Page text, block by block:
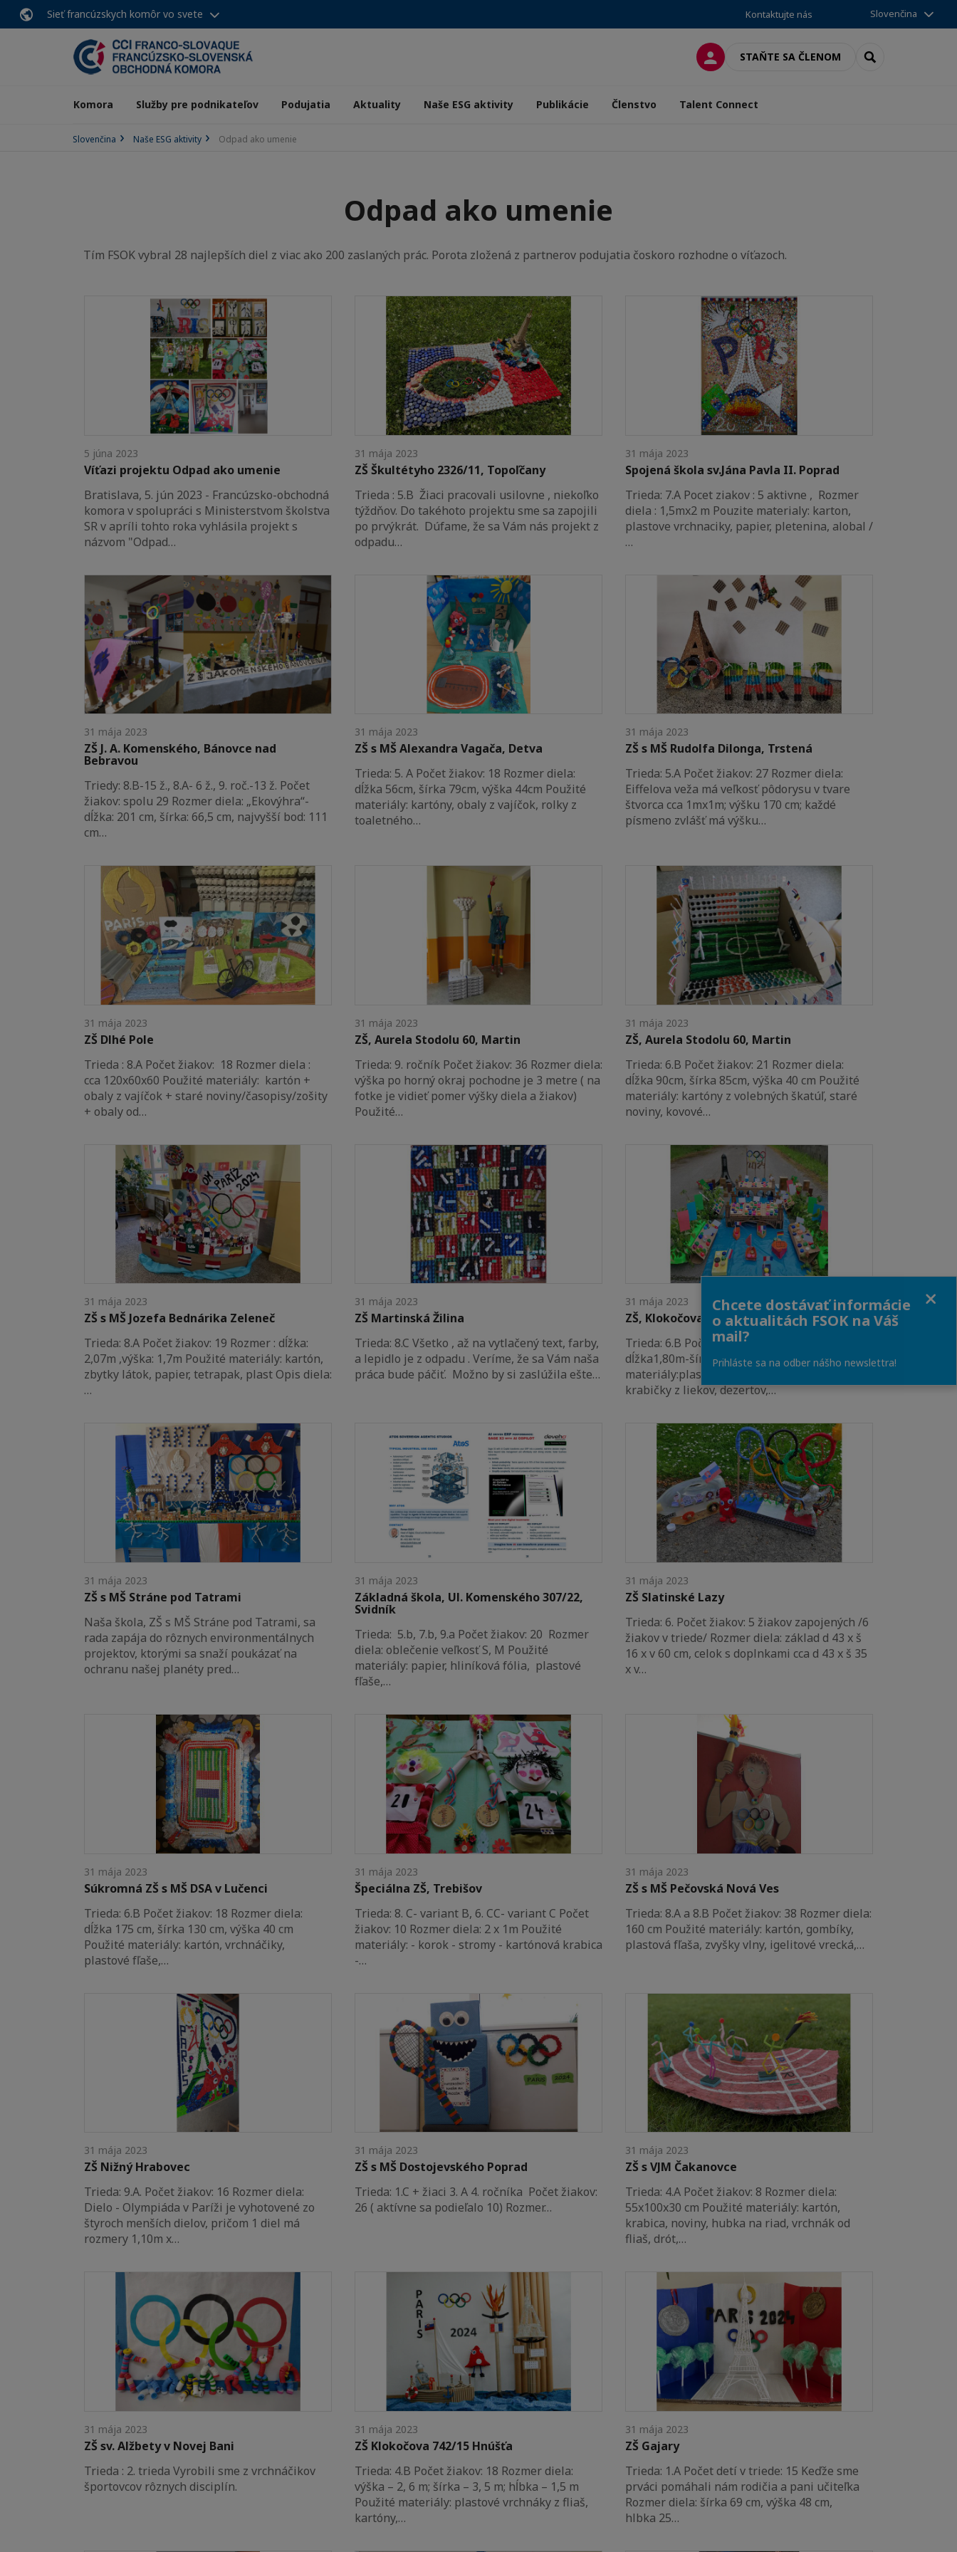
Sieť francúzskych komôr vo svete Kontaktujte nás Slovenčina
PRIHLÁSENIE
STAŇTE SA ČLENOM SEARCH
Komora Služby pre podnikateľov Podujatia Aktuality Naše ESG aktivity Publikácie Členstvo Talent Connect
Slovenčina Naše ESG aktivity Odpad ako umenie
Odpad ako umenie
Tím FSOK vybral 28 najlepších diel z viac ako 200 zaslaných prác. Porota zložená z partnerov podujatia čoskoro rozhodne o víťazoch.
5 júna 2023
Víťazi projektu Odpad ako umenie
Bratislava, 5. jún 2023 - Francúzsko-obchodná
komora v spolupráci s Ministerstvom školstva
SR v apríli tohto roka vyhlásila projekt s
názvom "Odpad…
31 mája 2023
ZŠ Škultétyho 2326/11, Topoľčany
Trieda : 5.B Žiaci pracovali usilovne , niekoľko
týždňov. Do takéhoto projektu sme sa zapojili
po prvýkrát. Dúfame, že sa Vám nás projekt z
odpadu…
31 mája 2023
Spojená škola sv.Jána Pavla II. Poprad
Trieda: 7.A Pocet ziakov : 5 aktivne , Rozmer
diela : 1,5mx2 m Pouzite materialy: karton,
plastove vrchnaciky, papier, pletenina, alobal /
…
31 mája 2023
ZŠ J. A. Komenského, Bánovce nad
Bebravou
Triedy: 8.B-15 ž., 8.A- 6 ž., 9. roč.-13 ž. Počet
žiakov: spolu 29 Rozmer diela: „Ekovýhra“-
dĺžka: 201 cm, šírka: 66,5 cm, najvyšší bod: 111
cm…
31 mája 2023
ZŠ s MŠ Alexandra Vagača, Detva
Trieda: 5. A Počet žiakov: 18 Rozmer diela:
dĺžka 56cm, šírka 79cm, výška 44cm Použité
materiály: kartóny, obaly z vajíčok, rolky z
toaletného…
31 mája 2023
ZŠ s MŠ Rudolfa Dilonga, Trstená
Trieda: 5.A Počet žiakov: 27 Rozmer diela:
Eiffelova veža má veľkosť pôdorysu v tvare
štvorca cca 1mx1m; výšku 170 cm; každé
písmeno zvlášť má výšku…
31 mája 2023
ZŠ Dlhé Pole
Trieda : 8.A Počet žiakov: 18 Rozmer diela :
cca 120x60x60 Použité materiály: kartón +
obaly z vajíčok + staré noviny/časopisy/zošity
+ obaly od…
31 mája 2023
ZŠ, Aurela Stodolu 60, Martin
Trieda: 9. ročník Počet žiakov: 36 Rozmer diela:
výška po horný okraj pochodne je 3 metre ( na
fotke je vidieť pomer výšky diela a žiakov)
Použité…
31 mája 2023
ZŠ, Aurela Stodolu 60, Martin
Trieda: 6.B Počet žiakov: 21 Rozmer diela:
dĺžka 90cm, šírka 85cm, výška 40 cm Použité
materiály: kartóny z volebných škatúľ, staré
noviny, kovové…
31 mája 2023
ZŠ s MŠ Jozefa Bednárika Zeleneč
Trieda: 8.A Počet žiakov: 19 Rozmer : dĺžka:
2,07m ,výška: 1,7m Použité materiály: kartón,
zbytky látok, papier, tetrapak, plast Opis diela:
…
31 mája 2023
ZŠ Martinská Žilina
Trieda: 8.C Všetko , až na vytlačený text, farby,
a lepidlo je z odpadu . Veríme, že sa Vám naša
práca bude páčiť. Možno by si zaslúžila ešte…
31 mája 2023
ZŠ, Klokočova742/15, Hnúšťa
Trieda: 6.B Počet žiakov :15 Rozmer diela:
dĺžka1,80m-šírka 1m,použité
materiály:plastové vrchnáčiky,obaly z vajec,
krabičky z liekov, dezertov,…
31 mája 2023
ZŠ s MŠ Stráne pod Tatrami
Naša škola, ZŠ s MŠ Stráne pod Tatrami, sa
rada zapája do rôznych environmentálnych
projektov, ktorými sa snaží poukázať na
ochranu našej planéty pred…
31 mája 2023
Základná škola, Ul. Komenského 307/22,
Svidník
Trieda: 5.b, 7.b, 9.a Počet žiakov: 20 Rozmer
diela: oblečenie veľkosť S, M Použité
materiály: papier, hliníková fólia, plastové
fľaše,…
31 mája 2023
ZŠ Slatinské Lazy
Trieda: 6. Počet žiakov: 5 žiakov zapojených /6
žiakov v triede/ Rozmer diela: základ d 43 x š
16 x v 60 cm, celok s doplnkami cca d 43 x š 35
x v…
31 mája 2023
Súkromná ZŠ s MŠ DSA v Lučenci
Trieda: 6.B Počet žiakov: 18 Rozmer diela:
dĺžka 175 cm, šírka 130 cm, výška 40 cm
Použité materiály: kartón, vrchnáčiky,
plastové fľaše,…
31 mája 2023
Špeciálna ZŠ, Trebišov
Trieda: 8. C- variant B, 6. CC- variant C Počet
žiakov: 10 Rozmer diela: 2 x 1m Použité
materiály: - korok - stromy - kartónová krabica
-…
31 mája 2023
ZŠ s MŠ Pečovská Nová Ves
Trieda: 8.A a 8.B Počet žiakov: 38 Rozmer diela:
160 cm Použité materiály: kartón, gombíky,
plastová fľaša, zvyšky vlny, igelitové vrecká,…
31 mája 2023
ZŠ Nižný Hrabovec
Trieda: 9.A. Počet žiakov: 16 Rozmer diela:
Dielo - Olympiáda v Paríži je vyhotovené zo
štyroch menších dielov, pričom 1 diel má
rozmery 1,10m x…
31 mája 2023
ZŠ s MŠ Dostojevského Poprad
Trieda: 1.C + žiaci 3. A 4. ročníka Počet žiakov:
26 ( aktívne sa podieľalo 10) Rozmer…
31 mája 2023
ZŠ s VJM Čakanovce
Trieda: 4.A Počet žiakov: 8 Rozmer diela:
55x100x30 cm Použité materiály: kartón,
krabica, noviny, hubka na riad, vrchnák od
fliaš, drót,…
31 mája 2023
ZŠ sv. Alžbety v Novej Bani
Trieda : 2. trieda Vyrobili sme z vrchnáčikov
športovcov rôznych disciplín.
31 mája 2023
ZŠ Klokočova 742/15 Hnúšťa
Trieda: 4.B Počet žiakov: 18 Rozmer diela:
výška – 2, 6 m; šírka – 3, 5 m; hĺbka – 1,5 m
Použité materiály: plastové vrchnáky z fliaš,
kartóny,…
31 mája 2023
ZŠ Gajary
Trieda: 1.A Počet detí v triede: 15 Keďže sme
prváci pomáhali nám rodičia a pani učiteľka
Rozmer diela: šírka 69 cm, výška 48 cm,
hlbka 25…
Chcete dostávať informácie
o aktualitách FSOK na Váš
mail?
Prihláste sa na odber nášho newslettra!